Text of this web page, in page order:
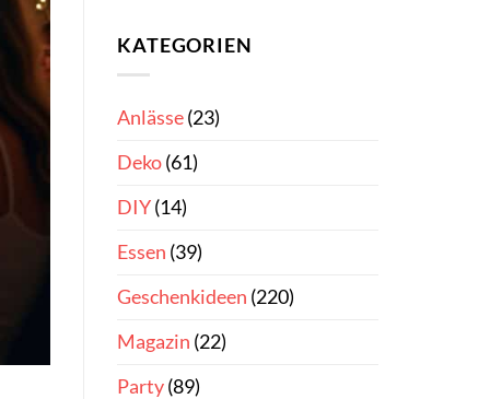
KATEGORIEN
Anlässe(23)
Deko(61)
DIY(14)
Essen (39)
Geschenkideen (220)
Magazin (22)
Party(89)